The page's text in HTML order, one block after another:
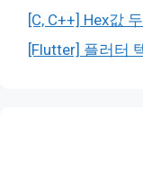
[C, C++] Hex값
[Flutter] 플러터